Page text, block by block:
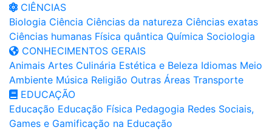
CIÊNCIAS
Biologia Ciência Ciências da natureza Ciências exatas
Ciências humanas Física quântica Química Sociologia
CONHECIMENTOS GERAIS
Animais Artes Culinária Estética e Beleza Idiomas Meio
Ambiente Música Religião Outras Áreas Transporte
EDUCAÇÃO
Educação Educação Física Pedagogia Redes Sociais,
Games e Gamificação na Educação